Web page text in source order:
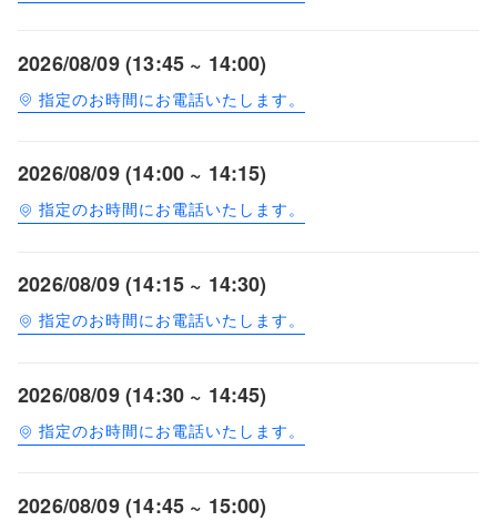
2026/08/09 (13:45 ~ 14:00)
指定のお時間にお電話いたします。
2026/08/09 (14:00 ~ 14:15)
指定のお時間にお電話いたします。
2026/08/09 (14:15 ~ 14:30)
指定のお時間にお電話いたします。
2026/08/09 (14:30 ~ 14:45)
指定のお時間にお電話いたします。
2026/08/09 (14:45 ~ 15:00)